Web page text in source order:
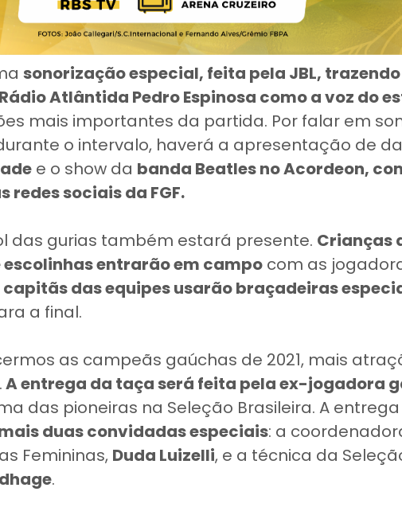
sonorização especial, feita pela JBL,
Atlântida Pedro Espinosa como a voz do
mais importantes da partida. Por falar em
o intervalo, haverá a apresentação de
e o show da banda Beatles no Acordeon,
redes sociais da FGF.
das gurias também estará presente. Crianças
entrarão em campo com as
capitãs das equipes usarão braçadeiras
a final.
as campeãs gaúchas de 2021, mais
A entrega da taça será feita pela ex-jogadora
das pioneiras na Seleção Brasileira. A
duas convidadas especiais: a
Femininas, Duda Luizelli, e a técnica da
.